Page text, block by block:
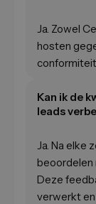
Ja. Zowel
hosten
Kan ik de
leads
Ja. Na elke
beoordelen
Deze
verwerkt